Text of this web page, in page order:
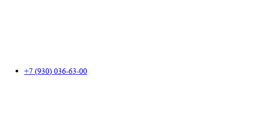
+7 (930) 036-63-00